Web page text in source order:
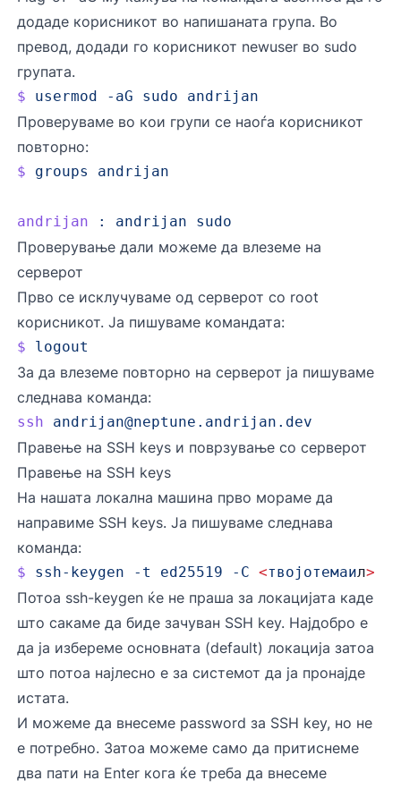
додаде корисникот во напишаната група. Во
превод, додади го корисникот newuser во sudo
групата.
$ usermod -aG sudo andrijan
Проверуваме во кои групи се наоѓа корисникот
повторно:
$ groups andrijan
andrijan : andrijan sudo
Проверување дали можеме да влеземе на
серверот
Прво се исклучуваме од серверот со root
корисникот. Ја пишуваме командата:
$ logout
За да влеземе повторно на серверот ја пишуваме
следнава команда:
ssh andrijan@neptune.andrijan.dev
Правење на SSH keys и поврзување со серверот
Правење на SSH keys
На нашата локална машина прво мораме да
направиме SSH keys. Ја пишуваме следнава
команда:
$ ssh-keygen -t ed25519 -C <твојотемаил>
Потоа ssh-keygen ќе не праша за локацијата каде
што сакаме да биде зачуван SSH key. Најдобро е
да ја избереме основната (default) локација затоа
што потоа најлесно е за системот да ја пронајде
истата.
И можеме да внесеме password за SSH key, но не
е потребно. Затоа можеме само да притиснеме
два пати на Enter кога ќе треба да внесеме